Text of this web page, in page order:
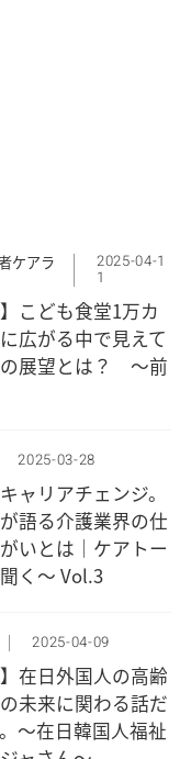
ケアラ 2025-04-1
1
こども食堂1万カ
広がる中で見えて
展望とは？ ～前
2025-03-28
ャリアチェンジ。
語る介護業界の仕
いとは｜ケアトー
く〜 Vol.3
2025-04-09
在日外国人の高齢
未来に関わる話だ
～在日韓国人福祉